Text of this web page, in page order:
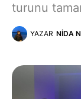
turunu
YAZAR NIDA